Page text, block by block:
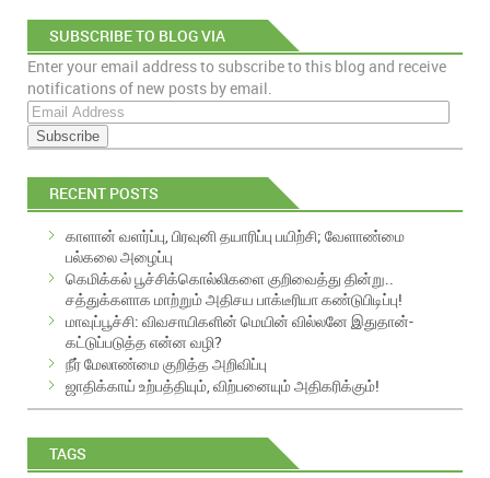
SUBSCRIBE TO BLOG VIA
EMAIL
Enter your email address to subscribe to this blog and receive
notifications of new posts by email.
E
m
a
i
A
RECENT POSTS
காளான் வளர்ப்பு, பிரவுனி தயாரிப்பு பயிற்சி; வேளாண்மை
பல்கலை அழைப்பு
கெமிக்கல் பூச்சிக்கொல்லிகளை குறிவைத்து தின்று..
சத்துக்களாக மாற்றும் அதிசய பாக்டீரியா கண்டுபிடிப்பு!
மாவுப்பூச்சி: விவசாயிகளின் மெயின் வில்லனே இதுதான்-
கட்டுப்படுத்த என்ன வழி?
நீர் மேலாண்மை குறித்த அறிவிப்பு
ஜாதிக்காய் உற்பத்தியும், விற்பனையும் அதிகரிக்கும்!
TAGS